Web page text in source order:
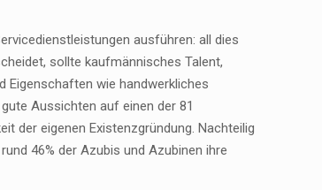
ausführen: all dies
sollte kaufmännisches Talent,
Eigenschaften wie handwerkliches
Aussichten auf einen der 81
der eigenen Existenzgründung. Nachteilig
46% der Azubis und Azubinen ihre